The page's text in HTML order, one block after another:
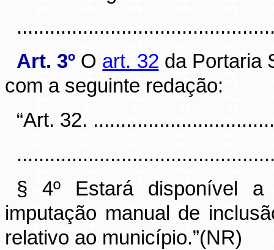
Art. 3º O art. 32 da Portaria
com a seguinte redação:
“Art. 32.
§ 4º Estará disponível
imputação manual de
relativo ao município.”(NR)